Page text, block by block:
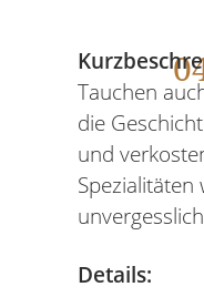
Tauchen
die
und
Details: